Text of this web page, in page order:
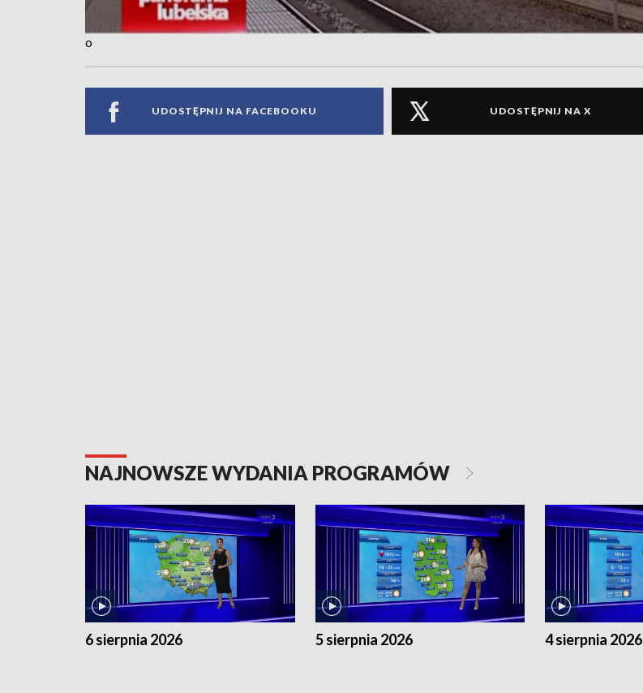
o
UDOSTĘPNIJ NA FACEBOOKU UDOSTĘPNIJ NA X
NAJNOWSZE WYDANIA PROGRAMÓW
6 sierpnia 2026 5 sierpnia 2026 4 sierpnia 2026